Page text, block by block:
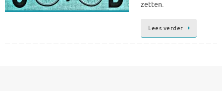
zetten.
Lees verder